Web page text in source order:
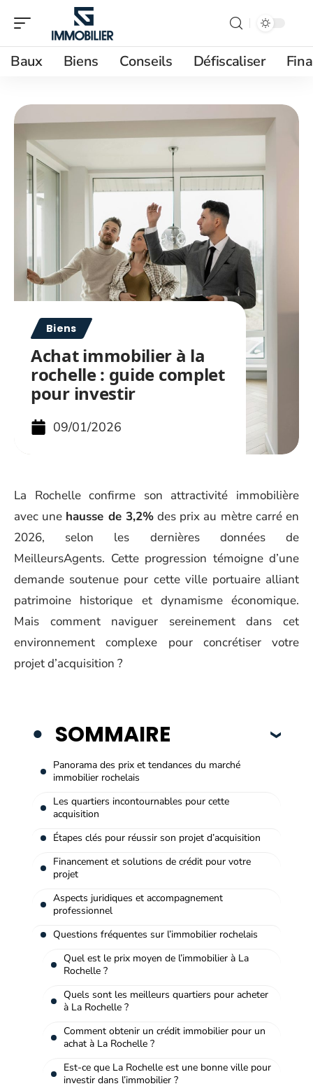
Baux Biens Conseils Défiscaliser
Biens
Achat immobilier à la
rochelle : guide complet
pour investir
09/01/2026
La Rochelle confirme son attractivité immobilière
avec une hausse de 3,2%des prix au mètre carré en
2026, selon les dernières données de
MeilleursAgents. Cette progression témoigne d’une
demande soutenue pour cette ville portuaire alliant
patrimoine historique et dynamisme économique.
Mais comment naviguer sereinement dans cet
environnement complexe pour concrétiser votre
projet d’acquisition ?
SOMMAIRE
Panorama des prix et tendances du marché
immobilier rochelais
Les quartiers incontournables pour cette
acquisition
Étapes clés pour réussir son projet d’acquisition
Financement et solutions de crédit pour votre
projet
Aspects juridiques et accompagnement
professionnel
Questions fréquentes sur l’immobilier rochelais
Quel est le prix moyen de l’immobilier à La
Rochelle ?
Quels sont les meilleurs quartiers pour acheter
à La Rochelle ?
Comment obtenir un crédit immobilier pour un
achat à La Rochelle ?
Est-ce que La Rochelle est une bonne ville pour
investir dans l’immobilier ?